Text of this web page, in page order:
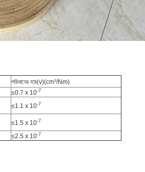
পরিধানের হার(v)(cm³/Nm)
≤0.7 x 10-7
≤1.1 x 10-7
≤1.5 x 10-7
≤2.5 x 10-7